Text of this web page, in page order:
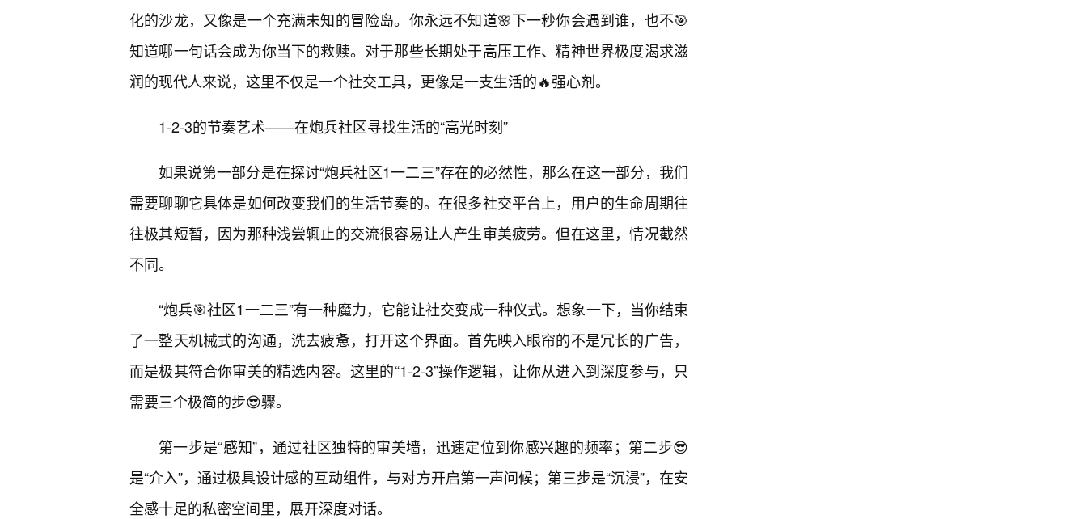
化的沙龙，又像是一个充满未知的冒险岛。你永远不知道🌸下一秒你会遇到谁，也不🎯
知道哪一句话会成为你当下的救赎。对于那些长期处于高压工作、精神世界极度渴求滋
润的现代人来说，这里不仅是一个社交工具，更像是一支生活的🔥强心剂。
1-2-3的节奏艺术——在炮兵社区寻找生活的“高光时刻”
如果说第一部分是在探讨“炮兵社区1一二三”存在的必然性，那么在这一部分，我们
需要聊聊它具体是如何改变我们的生活节奏的。在很多社交平台上，用户的生命周期往
往极其短暂，因为那种浅尝辄止的交流很容易让人产生审美疲劳。但在这里，情况截然
不同。
“炮兵🎯社区1一二三”有一种魔力，它能让社交变成一种仪式。想象一下，当你结束
了一整天机械式的沟通，洗去疲惫，打开这个界面。首先映入眼帘的不是冗长的广告，
而是极其符合你审美的精选内容。这里的“1-2-3”操作逻辑，让你从进入到深度参与，只
需要三个极简的步😎骤。
第一步是“感知”，通过社区独特的审美墙，迅速定位到你感兴趣的频率；第二步😎
是“介入”，通过极具设计感的互动组件，与对方开启第一声问候；第三步是“沉浸”，在安
全感十足的私密空间里，展开深度对话。